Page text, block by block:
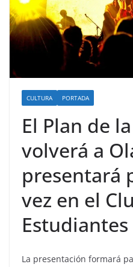
CULTURA PORTADA
El Plan de
volverá a
presentará
vez en el
Estudiantes
La presentación formará